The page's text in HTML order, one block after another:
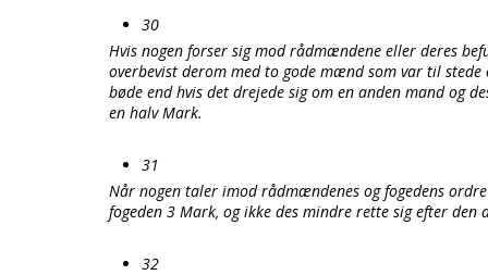
30
Hvis nogen forser sig mod rådmændene eller deres
overbevist derom med to gode mænd som var til
bøde end hvis det drejede sig om en anden mand og
en halv Mark.
31
Når nogen taler imod rådmændenes og fogedens
fogeden 3 Mark, og ikke des mindre rette sig efter den
32